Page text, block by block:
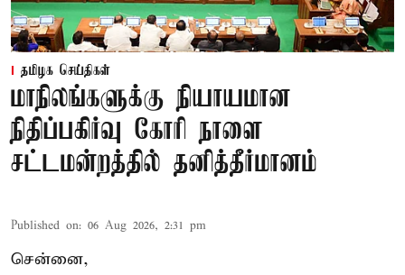
தமிழக செய்திகள்
மாநிலங்களுக்கு நியாயமான
நிதிப்பகிர்வு கோரி நாளை
சட்டமன்றத்தில் தனித்தீர்மானம்
Published on: 06 Aug 2026, 2:31 pm
சென்னை,